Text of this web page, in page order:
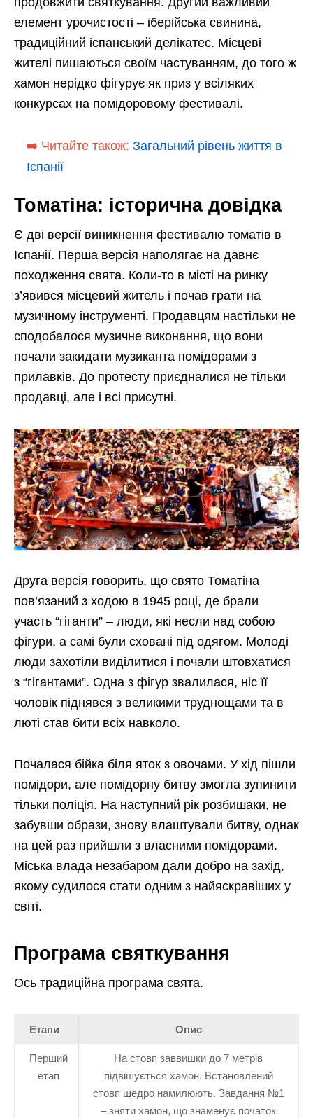
елемент урочистості – іберійська свинина,
традиційний іспанський делікатес. Місцеві
жителі пишаються своїм частуванням, до того ж
хамон нерідко фігурує як приз у всіляких
конкурсах на помідоровому фестивалі.
➡️ Читайте також: Загальний рівень життя в
Іспанії
Томатіна: історична довідка
Є дві версії виникнення фестивалю томатів в
Іспанії. Перша версія наполягає на давнє
походження свята. Коли-то в місті на ринку
з’явився місцевий житель і почав грати на
музичному інструменті. Продавцям настільки не
сподобалося музичне виконання, що вони
почали закидати музиканта помідорами з
прилавків. До протесту приєдналися не тільки
продавці, але і всі присутні.
Друга версія говорить, що свято Томатіна
пов’язаний з ходою в 1945 році, де брали
участь “гіганти” – люди, які несли над собою
фігури, а самі були сховані під одягом. Молоді
люди захотіли виділитися і почали штовхатися
з “гігантами”. Одна з фігур звалилася, ніс її
чоловік піднявся з великими труднощами та в
люті став бити всіх навколо.
Почалася бійка біля яток з овочами. У хід пішли
помідори, але помідорну битву змогла зупинити
тільки поліція. На наступний рік розбишаки, не
забувши образи, знову влаштували битву, однак
на цей раз прийшли з власними помідорами.
Міська влада незабаром дали добро на захід,
якому судилося стати одним з найяскравіших у
світі.
Програма святкування
Ось традиційна програма свята.
Етапи Опис
Перший
етап
На стовп заввишки до 7 метрів
підвішується хамон. Встановлений
стовп щедро намилюють. Завдання №1
– зняти хамон, що знаменує початок